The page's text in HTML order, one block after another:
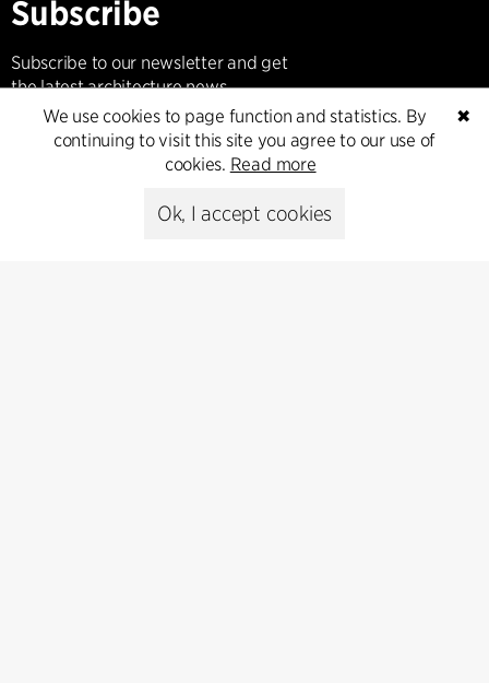
Subscribe
Subscribe to our newsletter and get
the latest architecture news.
Subscribe
✖
We use cookies to page function and statistics. By
continuing to visit this site you agree to our use of
cookies. Read more
Ok, I accept cookies